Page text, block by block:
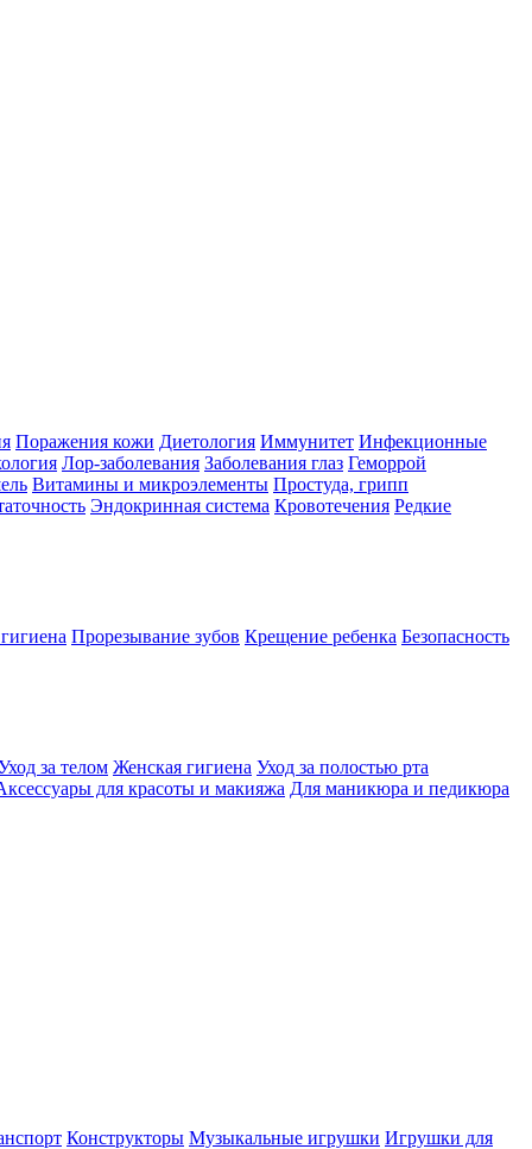
Поражения кожи Диетология Иммунитет Инфекционные
Лор-заболевания Заболевания глаз Геморрой
Витамины и микроэлементы Простуда, грипп
Эндокринная система Кровотечения Редкие
Прорезывание зубов Крещение ребенка Безопасность
за телом Женская гигиена Уход за полостью рта
для красоты и макияжа Для маникюра и педикюра
Конструкторы Музыкальные игрушки Игрушки для